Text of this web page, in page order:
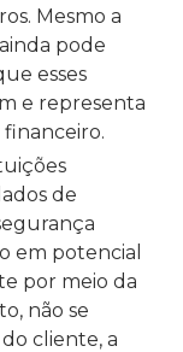
Mesmo a
pode
esses
e representa
de
em potencial
por meio da
não se
cliente, a